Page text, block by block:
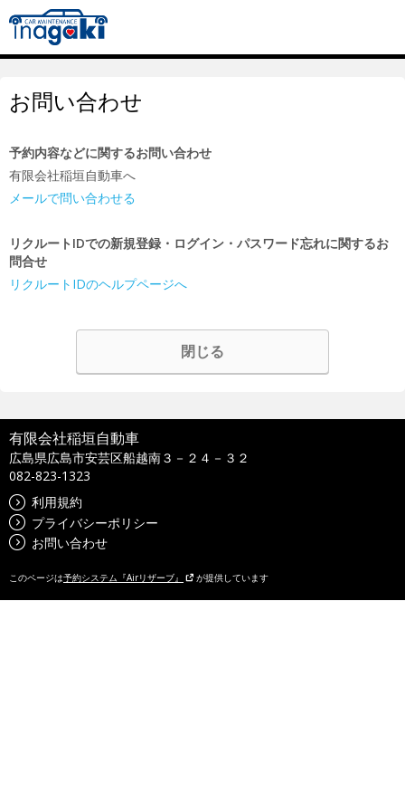
お問い合わせ
予約内容などに関するお問い合わせ
有限会社稲垣自動車へ
メールで問い合わせる
リクルートIDでの新規登録・ログイン・パスワード忘れに関するお
問合せ
リクルートIDのヘルプページへ
閉じる
有限会社稲垣自動車
広島県広島市安芸区船越南３－２４－３２
082-823-1323
利用規約
プライバシーポリシー
お問い合わせ
このページは予約システム『Airリザーブ』 が提供しています